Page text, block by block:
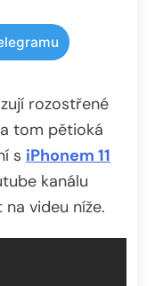
rozostřené
tom pětioká
s iPhonem 11
kanálu
videu níže.